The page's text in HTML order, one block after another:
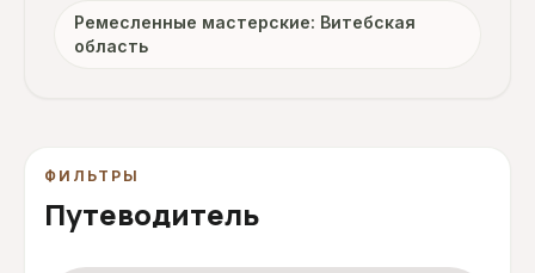
Ремесленные мастерские: Витебская
область
ФИЛЬТРЫ
Путеводитель